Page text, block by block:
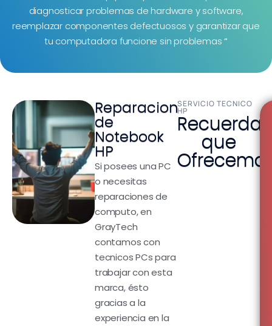
diagnosticar problemas de hardware y software,
reemplazar componentes defectuosos y garantizar que
tu computadora funcione sin problemas“
Reparacion
de
Notebook
HP
Si posees una PC
o necesitas
reparaciones de
computo, en
GrayTech
contamos con
tecnicos PCs para
trabajar con esta
marca, ésto
gracias a la
experiencia en la
SERVICIO TECNICO
HP
Recuerda
que